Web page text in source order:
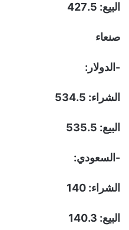
البيع: 427.5
صنعاء
-الدولار:
الشراء: 534.5
البيع: 535.5
-السعودي:
الشراء: 140
البيع: 140.3